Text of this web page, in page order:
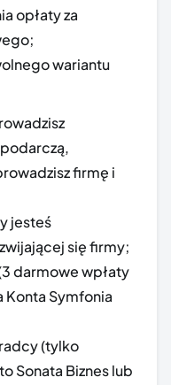
opłaty za
wariantu
firmę i
jesteś
się firmy;
darmowe wpłaty
Konta Symfonia
(tylko
Sonata Biznes lub